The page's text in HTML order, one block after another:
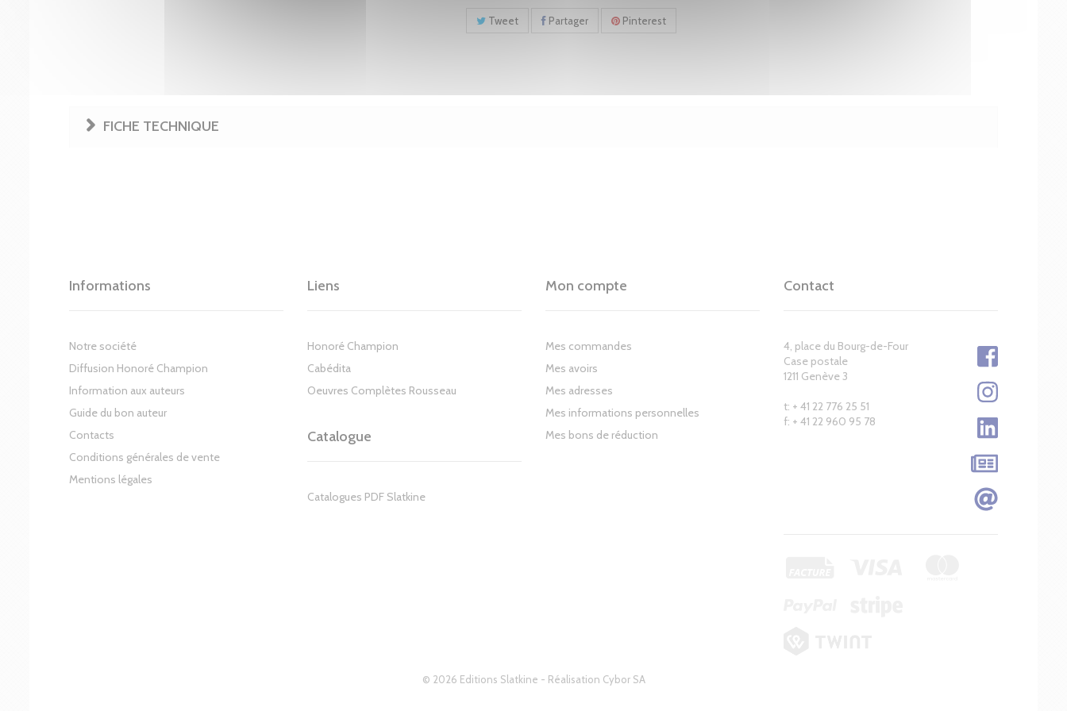
Tweet Partager Pinterest
FICHE TECHNIQUE
Informations
Notre société
Diffusion Honoré Champion
Information aux auteurs
Guide du bon auteur
Contacts
Conditions générales de vente
Mentions légales
© 2026 Editions Slatkine - Réalisation Cybor SA
Liens
Honoré Champion
Cabédita
Oeuvres Complètes Rousseau
Catalogue
Catalogues PDF Slatkine
Mon compte
Mes commandes
Mes avoirs
Mes adresses
Mes informations personnelles
Mes bons de réduction
Contact
4, place du Bourg-de-Four
Case postale
1211 Genève 3
t: + 41 22 776 25 51
f: + 41 22 960 95 78